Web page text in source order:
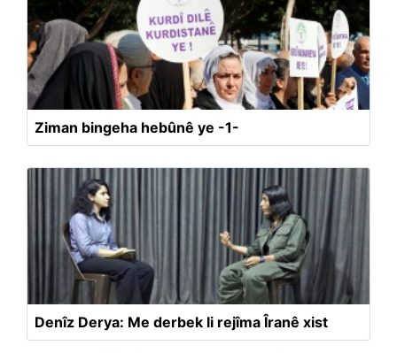
Ziman bingeha hebûnê ye -1-
Denîz Derya: Me derbek li rejîma Îranê xist